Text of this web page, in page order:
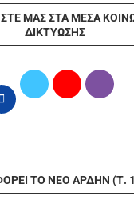
ΜΑΣ ΣΤΑ ΜΈΣΑ
ΔΙΚΤΎΩΣΗΣ
ΤΟ ΝΈΟ ΆΡΔΗΝ (Τ.